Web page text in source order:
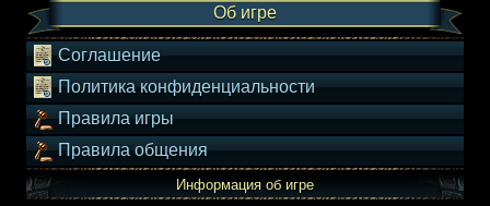
Об игре
Соглашение
Политика конфиденциальности
Правила игры
Правила общения
Информация об игре